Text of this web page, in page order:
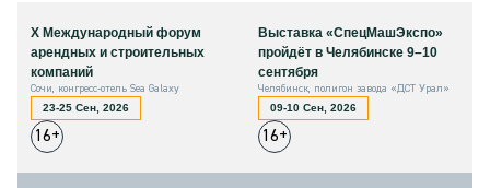
X Международный форум
арендных и строительных
компаний
Сочи, конгресс-отель Sea Galaxy
23-25 Сен, 2026
16+
Выставка «СпецМашЭкспо»
пройдёт в Челябинске 9–10
сентября
Челябинск, полигон завода «ДСТ Урал»
09-10 Сен, 2026
16+